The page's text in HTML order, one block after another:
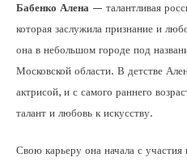
Бабенко Алена — талантливая
которая заслужила признание и
она в небольшом городе под
Московской области. В детстве
актрисой, и с самого раннего
талант и любовь к искусству.
Свою карьеру она начала с